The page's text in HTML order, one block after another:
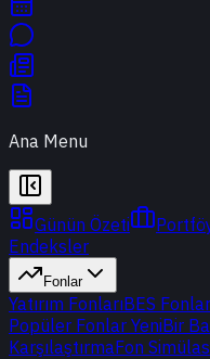
Ana Menu
Günün Özeti
Endeksler
Fonlar
Yatırım FonlarıBES
Popüler Fonlar YeniBir
KarşılaştırmaFon